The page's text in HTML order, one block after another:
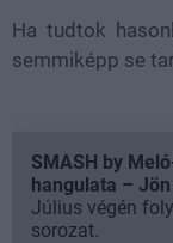
Ha tudtok
semmiképp se
SMASH by
hangulata –
Július végén
sorozat.